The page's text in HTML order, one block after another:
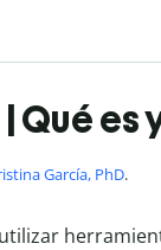
es
García, PhD.